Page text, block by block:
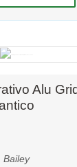
Alu
Bailey